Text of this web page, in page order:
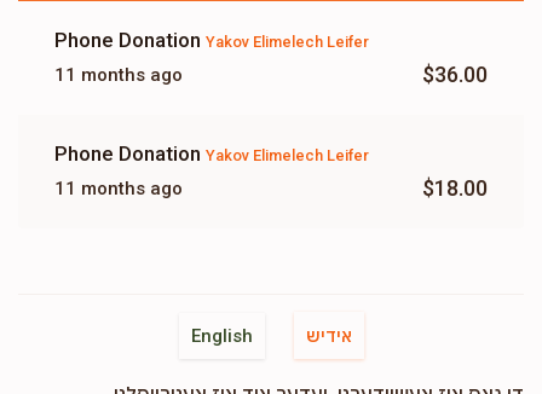
Phone Donation Yakov Elimelech Leifer
11 months ago $36.00
Phone Donation Yakov Elimelech Leifer
11 months ago $18.00
English אידיש